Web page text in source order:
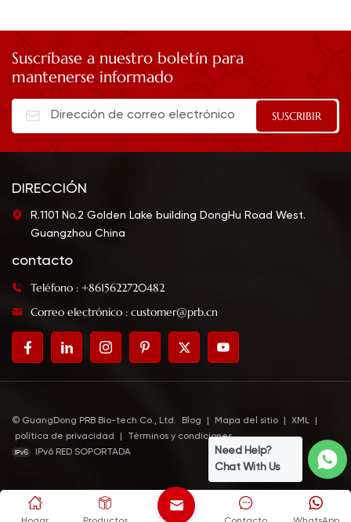
Suscríbase a nuestro boletín para
mantenerse informado
DIRECCIÓN
R.1101 No.2 Golden Lake building DongHu Road West.
Guangzhou China
contacto
Teléfono : +8615622720482
Correo electrónico : customer@prb.cn
© GuangDong PRB Bio-tech Co., Ltd. Blog Mapa del sitio XML
política de privacidad
Términos y condiciones
IPv6 RED SOPORTADA
Need Help?
Chat With Us